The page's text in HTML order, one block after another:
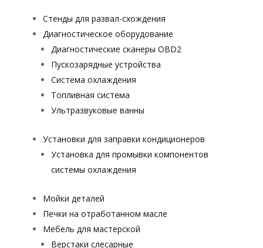
Стенды для развал-схождения
Диагностическое оборудование
Диагностические сканеры OBD2
Пускозарядные устройства
Система охлаждения
Топливная система
Ультразвуковые ванны
Установки для заправки кондиционеров
Установка для промывки компонентов
системы охлаждения
Мойки деталей
Печки на отработанном масле
Мебель для мастерской
Верстаки слесарные